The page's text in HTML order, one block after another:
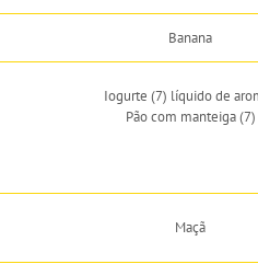
Banana
Iogurte (7) líquido de
Pão com manteiga (7)
Maçã